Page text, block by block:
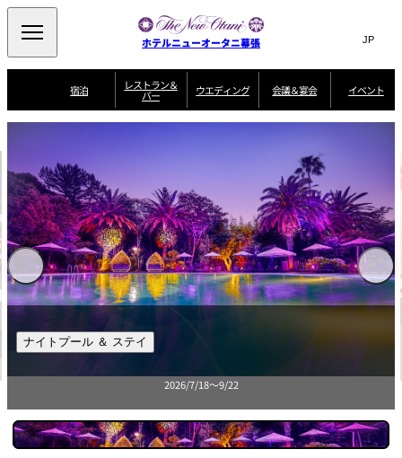
ホテルニューオータニ幕張 Search
サ
ト
内
検
を
開
閉
言
切
替
え
メ
開
閉
JP(日本語)
EN
宿泊
室
一
覧 一
覧
ニューオータニク
ラブ会員限定
スイートご宿泊特
典
誕生日や記念日の
お祝いに
～アニバーサリー
～
朝食
～BREAKFAST～
ルームサービス
～ROOM SERVICE
～
く
あ
る
質
レストラン＆
バー
ビュッフェ
SATSUKI
オールデイダイニング
SATSUKI
季処（日本料理）
千羽鶴
中国料理
鉄板焼
ウエディング
ウ
エ
デ
ィ
ン
グ
ウエディングスタ
イル
挙式 披露宴 料理・ケーキ
ウエディングスト
ーリー 独立型邸宅 資料請求
ホテルへのアクセ
会議＆宴会
会
議
＆
宴
会
覧
記念日・お祝いで
のご利用に
【宴会用】テイク
アウトメニュー
特
典
と
プ
シ
ョ
ン
イベント
すみっコぐらしスペシャルスイーツビュッフェ
8/1～31